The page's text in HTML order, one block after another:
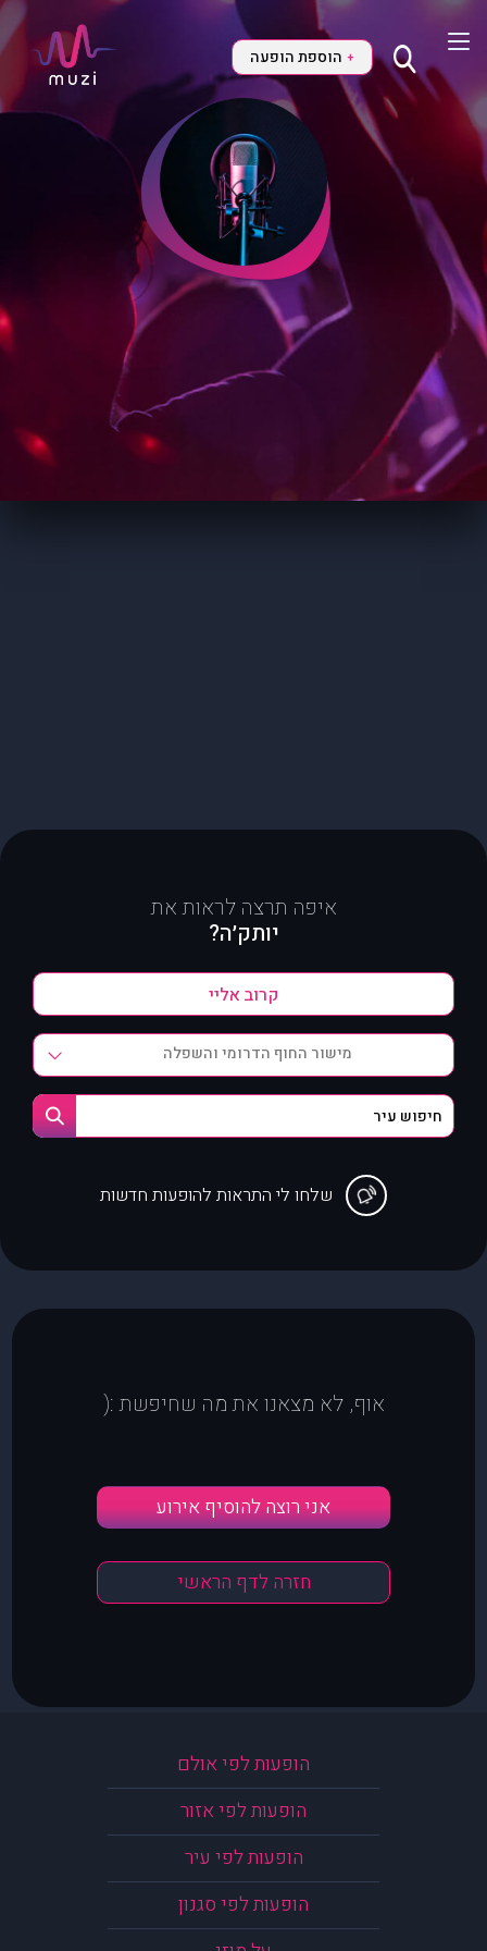
+ הוספת הופעה
איפה תרצה לראות את
יותק׳ה?
מישור החוף הדרומי והשפלה
שלחו לי התראות להופעות חדשות
אוף, לא מצאנו את מה שחיפשת :(
אני רוצה להוסיף אירוע
חזרה לדף הראשי
הופעות לפי אולם
הופעות לפי אזור
הופעות לפי עיר
הופעות לפי סגנון